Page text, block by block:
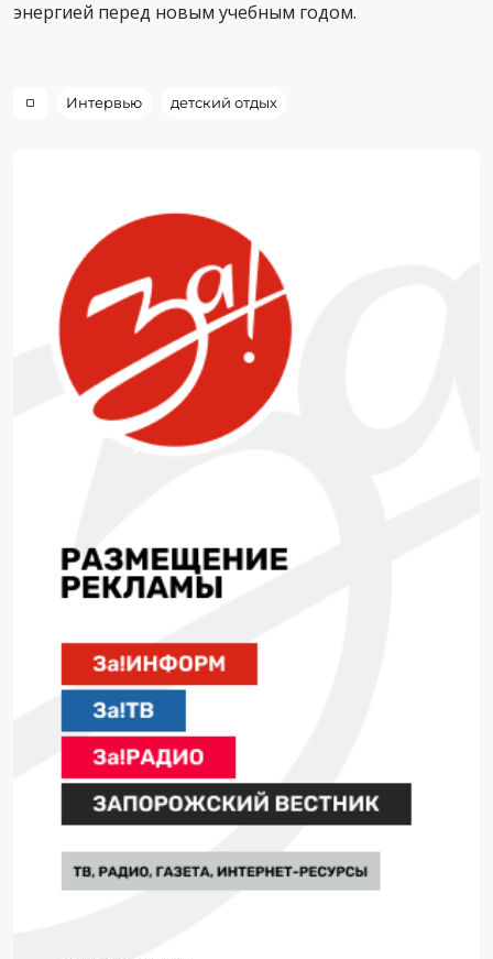
энергией перед новым учебным годом.
Интервью детский отдых